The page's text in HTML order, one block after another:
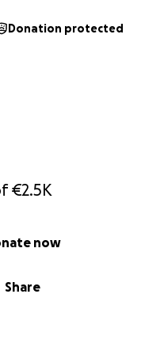
€2.5K
Share
now
pronte a riconoscere
Donation protected